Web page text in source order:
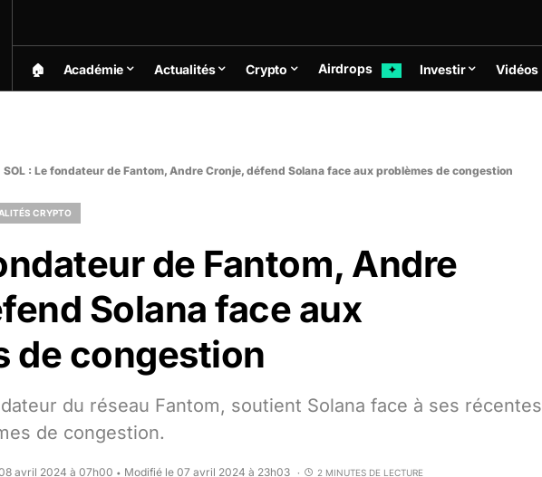
🏠︎ Académie Actualités Crypto Airdrops ✦ Investir Vidéos
SOL : Le fondateur de Fantom, Andre Cronje, défend Solana face aux problèmes de congestion
CRYPTO
de Fantom, Andre
Solana face aux
de congestion
du réseau Fantom, soutient Solana face à ses récentes
de congestion.
avril 2024 à 07h00 • Modifié le 07 avril 2024 à 23h03 2 MINUTES DE LECTURE